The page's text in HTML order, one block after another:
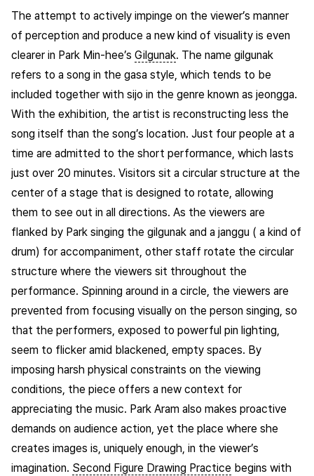
The attempt to actively impinge on the viewer’s manner
of perception and produce a new kind of visuality is even
clearer in Park Min-hee’s Gilgunak. The name gilgunak
refers to a song in the gasa style, which tends to be
included together with sijo in the genre known as jeongga.
With the exhibition, the artist is reconstructing less the
song itself than the song’s location. Just four people at a
time are admitted to the short performance, which lasts
just over 20 minutes. Visitors sit a circular structure at the
center of a stage that is designed to rotate, allowing
them to see out in all directions. As the viewers are
flanked by Park singing the gilgunak and a janggu ( a kind of
drum) for accompaniment, other staff rotate the circular
structure where the viewers sit throughout the
performance. Spinning around in a circle, the viewers are
prevented from focusing visually on the person singing, so
that the performers, exposed to powerful pin lighting,
seem to flicker amid blackened, empty spaces. By
imposing harsh physical constraints on the viewing
conditions, the piece offers a new context for
appreciating the music. Park Aram also makes proactive
demands on audience action, yet the place where she
creates images is, uniquely enough, in the viewer’s
imagination. Second Figure Drawing Practice begins with